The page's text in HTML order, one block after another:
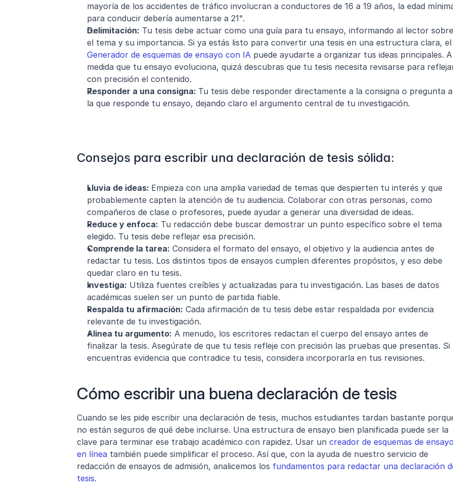
mayoría de los accidentes de tráfico involucran a conductores de 16 a 19 años, la edad
para conducir debería aumentarse a 21".
Delimitación: Tu tesis debe actuar como una guía para tu ensayo, informando al lector sobre
Generador de esquemas de ensayo con IA puede ayudarte a organizar tus ideas principales. A
medida que tu ensayo evoluciona, quizá descubras que tu tesis necesita revisarse para
con precisión el contenido.
Responder a una consigna: Tu tesis debe responder directamente a la consigna o pregunta a
la que responde tu ensayo, dejando claro el argumento central de tu investigación.
Consejos para escribir una declaración de tesis sólida:
Lluvia de ideas: Empieza con una amplia variedad de temas que despierten tu interés y que
probablemente capten la atención de tu audiencia. Colaborar con otras personas, como
compañeros de clase o profesores, puede ayudar a generar una diversidad de ideas.
Reduce y enfoca: Tu redacción debe buscar demostrar un punto específico sobre el tema
elegido. Tu tesis debe reflejar esa precisión.
Comprende la tarea: Considera el formato del ensayo, el objetivo y la audiencia antes de
redactar tu tesis. Los distintos tipos de ensayos cumplen diferentes propósitos, y eso debe
quedar claro en tu tesis.
Investiga: Utiliza fuentes creíbles y actualizadas para tu investigación. Las bases de datos
académicas suelen ser un punto de partida fiable.
Respalda tu afirmación: Cada afirmación de tu tesis debe estar respaldada por evidencia
relevante de tu investigación.
Alinea tu argumento: A menudo, los escritores redactan el cuerpo del ensayo antes de
finalizar la tesis. Asegúrate de que tu tesis refleje con precisión las pruebas que presentas. Si
encuentras evidencia que contradice tu tesis, considera incorporarla en tus revisiones.
Cómo escribir una buena declaración de tesis
Cuando se les pide escribir una declaración de tesis, muchos estudiantes tardan bastante
no están seguros de qué debe incluirse. Una estructura de ensayo bien planificada puede ser la
clave para terminar ese trabajo académico con rapidez. Usar un creador de esquemas de ensayo
en línea también puede simplificar el proceso. Así que, con la ayuda de nuestro servicio de
redacción de ensayos de admisión, analicemos los fundamentos para redactar una declaración
tesis.